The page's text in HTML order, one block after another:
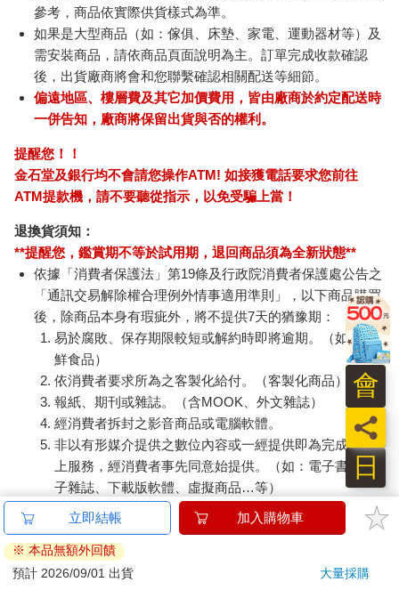
參考，商品依實際供貨樣式為準。
如果是大型商品（如：傢俱、床墊、家電、運動器材等）及
需安裝商品，請依商品頁面說明為主。訂單完成收款確認
後，出貨廠商將會和您聯繫確認相關配送等細節。
偏遠地區、樓層費及其它加價費用，皆由廠商於約定配送時
一併告知，廠商將保留出貨與否的權利。
提醒您！！
金石堂及銀行均不會請您操作ATM! 如接獲電話要求您前往
ATM提款機，請不要聽從指示，以免受騙上當！
退換貨須知：
**提醒您，鑑賞期不等於試用期，退回商品須為全新狀態**
依據「消費者保護法」第19條及行政院消費者保護處公告之
「通訊交易解除權合理例外情事適用準則」，以下商品購買
後，除商品本身有瑕疵外，將不提供7天的猶豫期：
易於腐敗、保存期限較短或解約時即將逾期。（如：生
鮮食品）
依消費者要求所為之客製化給付。（客製化商品）
報紙、期刊或雜誌。（含MOOK、外文雜誌）
經消費者拆封之影音商品或電腦軟體。
非以有形媒介提供之數位內容或一經提供即為完成之線
上服務，經消費者事先同意始提供。（如：電子書、電
子雜誌、下載版軟體、虛擬商品…等）
已拆封之個人衛生用品。（如：內衣褲、刮鬍刀、除毛
若非上列種類商品，均享有到貨7天的猶豫期（含例假
日）。
立即結帳 加入購物車
※ 本品無額外回饋
預計 2026/09/01 出貨
大量採購
日
員
會